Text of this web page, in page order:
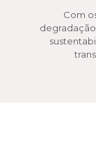
Com